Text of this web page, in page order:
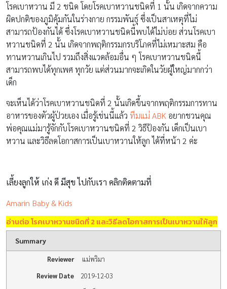
โรคเบาหวาน มี 2 ชนิด โดยโรคเบาหวานชนิดที่ 1 นั้น เกิดจากความ
ผิดปกติของภูมิคุ้มกันในร่างกาย กรรมพันธุ์ ซึ่งเป็นสาเหตุที่ไม่
สามารถป้องกันได้ ซึ่งโรคเบาหวานชนิดนี้พบได้ไม่บ่อย ส่วนโรคเบา
หวานชนิดที่ 2 นั้น เกิดจากพฤติกรรมกรบริโภคที่ไม่เหมาะสม คือ
ทานหวานเกินไป รวมถึงสิ่งแวดล้อมอื่น ๆ โรคเบาหวานชนิดนี้
สามารถพบได้ทุกเพศ ทุกวัย แต่ส่วนมากจะเกิดในวัยผู้ใหญ่มากกว่า
เด็ก
จะเห็นได้ว่าโรคเบาหวานชนิดที่ 2 นั้นเกิดขึ้นจากพฤติกรรมการทาน
อาหารของตัวผู้ป่วยเอง เมื่อรู้เช่นนี้แล้ว ทีมแม่ ABK อยากชวนคุณ
พ่อคุณแม่มารู้จักกับโรคเบาหวานชนิดที่ 2 วิธีป้องกัน เด็กเป็นเบา
หวาน และวิธีลดโอกาสการเป็นเบาหวานให้ลูก ได้ที่หน้า 2 ค่ะ
เลี้ยงลูกให้ เก่ง ดี มีสุข ไปกับเรา คลิกติดตามที่
Amarin Baby & Kids
อ่านต่อ โรคเบาหวานชนิดที่ 2 และวิธีลดโอกาสการเป็นเบาหวานให้ลูก
Summary
Reviewer
แม่พริมา
Review Date
2019-12-03